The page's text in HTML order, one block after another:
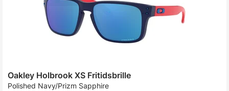
Oakley Holbrook XS Fritidsbrille
Polished Navy/Prizm Sapphire